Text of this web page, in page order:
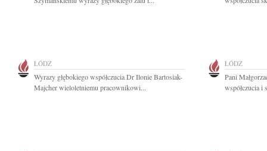
ŁÓDŹ
Wyrazy głębokiego współczucia Dr Ilonie Bartosiak-
Majcher wieloletniemu pracownikowi...
ŁÓDŹ
Pani
współczucia i